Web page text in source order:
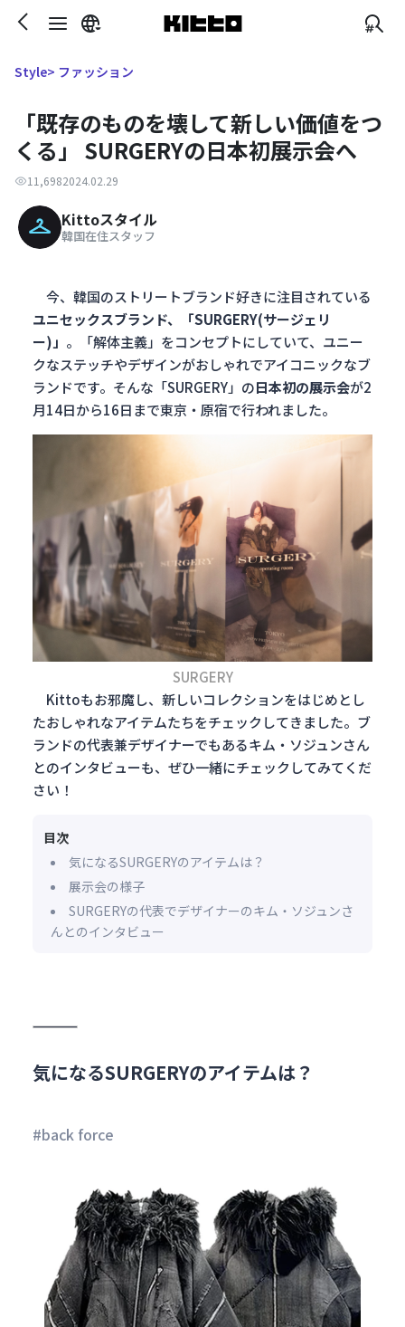
Style> ファッション
「既存のものを壊して新しい価値をつ
くる」 SURGERYの日本初展示会へ
11,6982024.02.29
Kittoスタイル
韓国在住スタッフ
今、韓国のストリートブランド好きに注目されている
ユニセックスブランド、「SURGERY(サージェリ
ー)」 。「解体主義」をコンセプトにしていて、ユニー
クなステッチやデザインがおしゃれでアイコニックなブ
ランドです。そんな「SURGERY」の日本初の展示会が2
月14日から16日まで東京・原宿で行われました。
SURGERY
Kittoもお邪魔し、新しいコレクションをはじめとし
たおしゃれなアイテムたちをチェックしてきました。ブ
ランドの代表兼デザイナーでもあるキム・ソジュンさん
とのインタビューも、ぜひ一緒にチェックしてみてくだ
さい！
目次
気になるSURGERYのアイテムは？
展示会の様子
SURGERYの代表でデザイナーのキム・ソジュンさ
んとのインタビュー
気になるSURGERYのアイテムは？
#back force